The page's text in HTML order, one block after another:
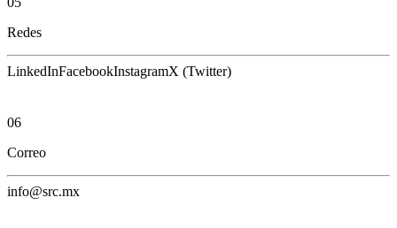
Redes
LinkedInFacebookInstagramX (Twitter)
06
Correo
info@src.mx